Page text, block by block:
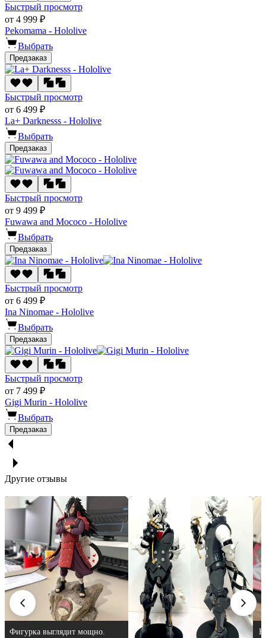
Быстрый просмотр
от 4 999 ₽
Pekomama - Hololive
Выбрать
Предзаказ
Быстрый просмотр
от 6 499 ₽
La+ Darknesss - Hololive
Выбрать
Предзаказ
Быстрый просмотр
от 9 499 ₽
Fuwawa and Mococo - Hololive
Выбрать
Предзаказ
Быстрый просмотр
от 6 499 ₽
Ina Ninomae - Hololive
Выбрать
Предзаказ
Быстрый просмотр
от 7 499 ₽
Gigi Murin - Hololive
Выбрать
Предзаказ
Другие отзывы
Красивая фигурка,